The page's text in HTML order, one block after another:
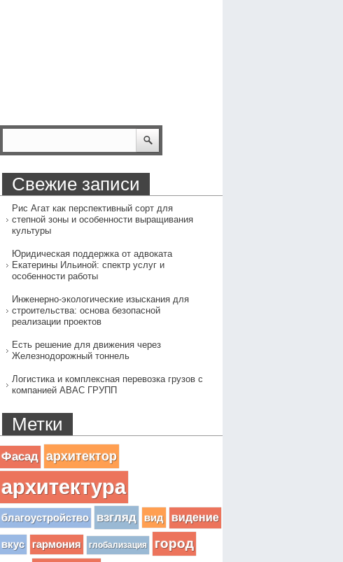
Свежие записи
Рис Агат как перспективный сорт для
степной зоны и особенности выращивания
культуры
Юридическая поддержка от адвоката
Екатерины Ильиной: спектр услуг и
особенности работы
Инженерно-экологические изыскания для
строительства: основа безопасной
реализации проектов
Есть решение для движения через
Железнодорожный тоннель
Логистика и комплексная перевозка грузов с
компанией АВАС ГРУПП
Метки
Фасад архитектор
архитектура
благоустройство взгляд вид видение
вкус гармония глобализация город